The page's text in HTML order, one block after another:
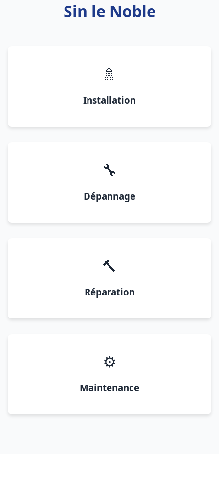
Sin le Noble
🚿
Installation
🔧
Dépannage
🔨
Réparation
⚙️
Maintenance